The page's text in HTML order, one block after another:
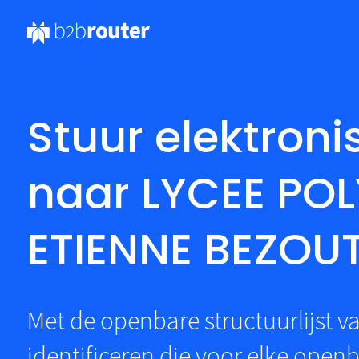
Stuur
naar LYCEE
ETIENNE
Met de openbare structuurlijst